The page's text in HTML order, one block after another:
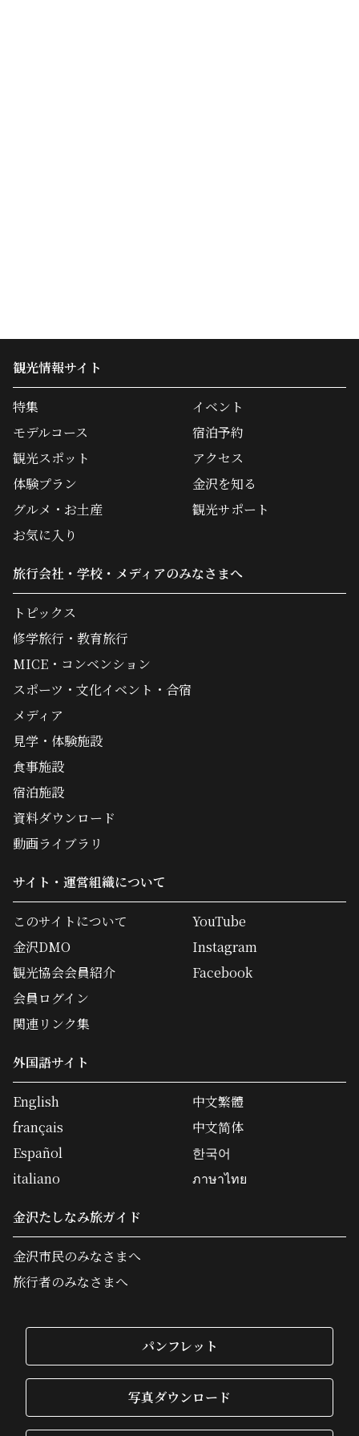
観光情報サイト
特集
モデルコース
観光スポット
体験プラン
グルメ・お土産
イベント
宿泊予約
アクセス
金沢を知る
観光サポート
お気に入り
旅行会社・学校・メディアのみなさまへ
トピックス
修学旅行・教育旅行
MICE・コンベンション
スポーツ・文化イベント・合宿
メディア
見学・体験施設
食事施設
宿泊施設
資料ダウンロード
動画ライブラリ
サイト・運営組織について
このサイトについて
金沢DMO
観光協会会員紹介
会員ログイン
関連リンク集
YouTube
Instagram
Facebook
外国語サイト
English
français
Español
italiano
中文繁體
中文简体
한국어
ภาษาไทย
金沢たしなみ旅ガイド
金沢市民のみなさまへ
旅行者のみなさまへ
パンフレット
写真ダウンロード